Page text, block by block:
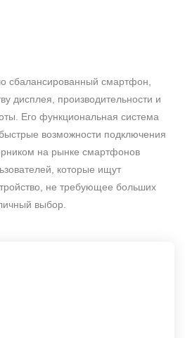
сбалансированный смартфон,
дисплея, производительности и
Его функциональная система
возможности подключения
на рынке смартфонов
которые ищут
не требующее больших
выбор.